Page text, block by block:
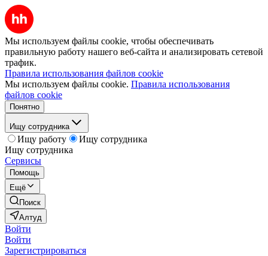
Мы используем файлы cookie, чтобы обеспечивать
правильную работу нашего веб-сайта и анализировать сетевой
трафик.
Правила использования файлов cookie
Мы используем файлы cookie. Правила использования
файлов cookie
Понятно
Ищу сотрудника
Ищу работу
Ищу сотрудника
Ищу сотрудника
Сервисы
Помощь
Ещё
Поиск
Алтуд
Войти
Войти
Зарегистрироваться